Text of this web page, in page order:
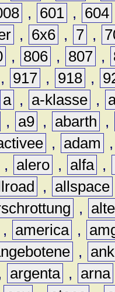
, 601 , 604
, 6x6 , 7 ,
, 806 , 807 ,
, 917 , 918 ,
a , a-klasse ,
, a9 , abarth
,
, adam
, alero , alfa ,
, allspace
,
, america ,
,
argenta , arna